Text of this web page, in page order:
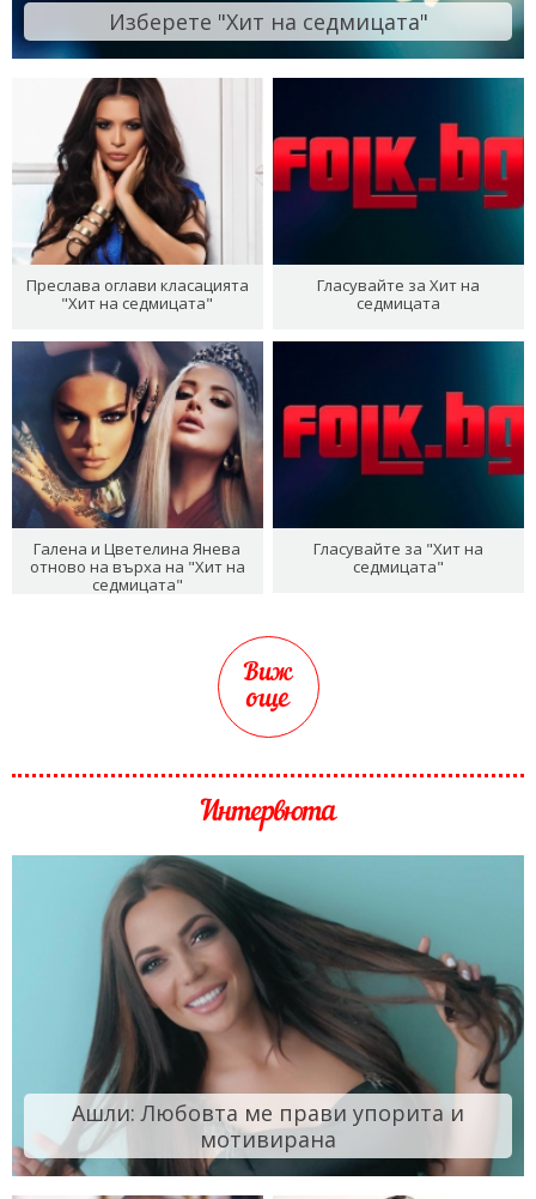
Изберете "Хит на седмицата"
Преслава оглави класацията
"Хит на седмицата"
Гласувайте за Хит на
седмицата
Галена и Цветелина Янева
отново на върха на "Хит на
седмицата"
Гласувайте за "Хит на
седмицата"
Виж
още
Интервюта
Ашли: Любовта ме прави упорита и
мотивирана